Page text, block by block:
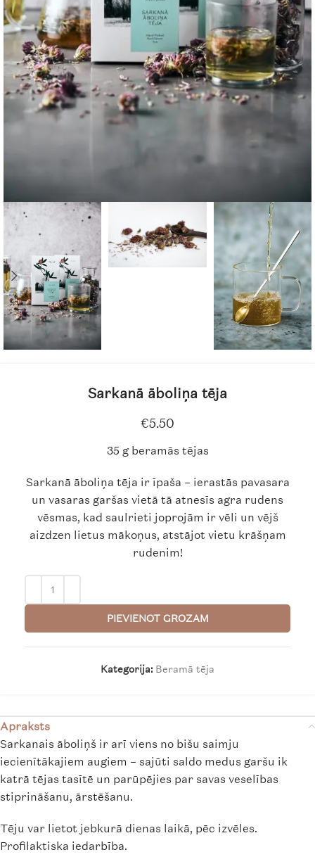
Sarkanā āboliņa tēja
€5.50
35 g beramās tējas
Sarkanā āboliņa tēja ir īpaša – ierastās pavasara
un vasaras garšas vietā tā atnesīs agra rudens
vēsmas, kad saulrieti joprojām ir vēli un vējš
aizdzen lietus mākoņus, atstājot vietu krāšņam
rudenim!
PIEVIENOT GROZAM
Kategorija: Beramā tēja
Apraksts
Sarkanais āboliņš ir arī viens no bišu saimju
iecienītākajiem augiem – sajūti saldo medus garšu ik
katrā tējas tasītē un parūpējies par savas veselības
stiprināšanu, ārstēšanu.
Tēju var lietot jebkurā dienas laikā, pēc izvēles.
Profilaktiska iedarbība.